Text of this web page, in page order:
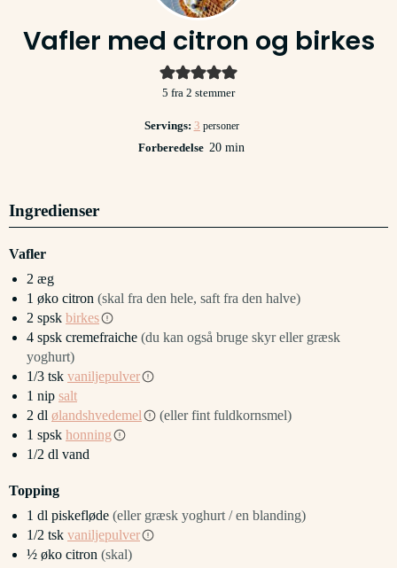
Vafler med citron og birkes
5 fra 2 stemmer
Servings: 3 personer
Forberedelse 20minutter
min
Ingredienser
Vafler
2 æg
1 øko citron (skal fra den hele, saft fra den halve)
2 spsk birkes
4 spsk cremefraiche (du kan også bruge skyr eller græsk
yoghurt)
1/3 tsk vaniljepulver
1 nip salt
2 dl ølandshvedemel
(eller fint fuldkornsmel)
1 spsk honning
1/2 dl vand
Topping
1 dl piskefløde (eller græsk yoghurt / en blanding)
1/2 tsk vaniljepulver
½ øko citron (skal)